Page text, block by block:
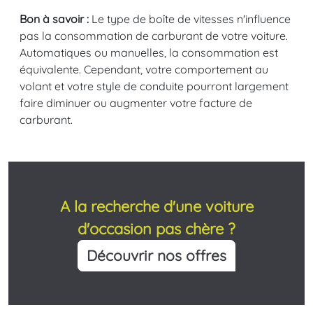
Bon à savoir : Le type de boîte de vitesses n'influence
pas la consommation de carburant de votre voiture.
Automatiques ou manuelles, la consommation est
équivalente. Cependant, votre comportement au
volant et votre style de conduite pourront largement
faire diminuer ou augmenter votre facture de
carburant.
A la recherche d'une voiture
d'occasion pas chère ?
Découvrir nos offres